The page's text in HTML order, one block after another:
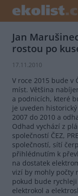
Jan
rostou po
17.11.2010
V roce 2015 bude v
míst. Většina
a podnicích, které
je uveden
2007 do 2010 a
Odhad vychází z
společností ČEZ,
společností, sítí
přihlédnutím k
na dostatek
vizí by mohly počty
pokud bude
elektrokol a